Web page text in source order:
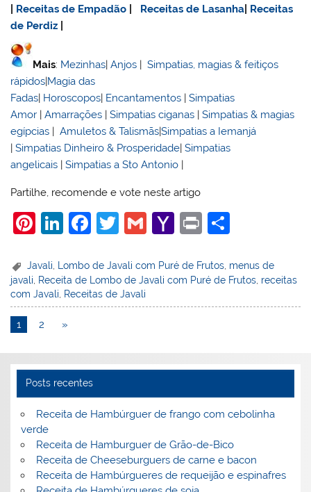
Receitas de Empadão Receitas de Lasanha Receitas
de Perdiz
Mais: Mezinhas|Anjos |Simpatias, magias & feitiços
rápidos|Magia das
Fadas| Horoscopos| Encantamentos |Simpatias
Amor |Amarrações |Simpatias ciganas |Simpatias & magias
egípcias |Amuletos & Talismãs|Simpatias a Iemanjá
|Simpatias Dinheiro & Prosperidade|Simpatias
angelicais |Simpatias a Sto Antonio |
Partilhe, recomende e vote neste artigo
Pi
er
e
st
Li
k
e
dI
n
F
c
e
b
k
T
itt
er
G
ai
l
Y
h
o
o
l
Pr
t
ar
e
Javali Lombo de Javali com Puré de Frutos menus de
javali
Receita de Lombo de Javali com Puré de Frutos receitas
com Javali
Receitas de Javali
1 2 »
Posts recentes
Receita de Hambúrguer de frango com cebolinha
verde
Receita de Hamburguer de Grão-de-Bico
Receita de Cheeseburguers de carne e bacon
Receita de Hambúrgueres de requeijão e espinafres